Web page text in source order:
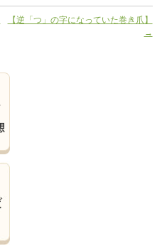
【逆「つ」の字になっていた巻き爪】
→